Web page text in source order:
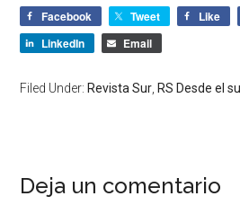
Facebook Tweet Like
LinkedIn
Email
Filed Under:Revista Sur ,RS Desde el
Deja un comentario